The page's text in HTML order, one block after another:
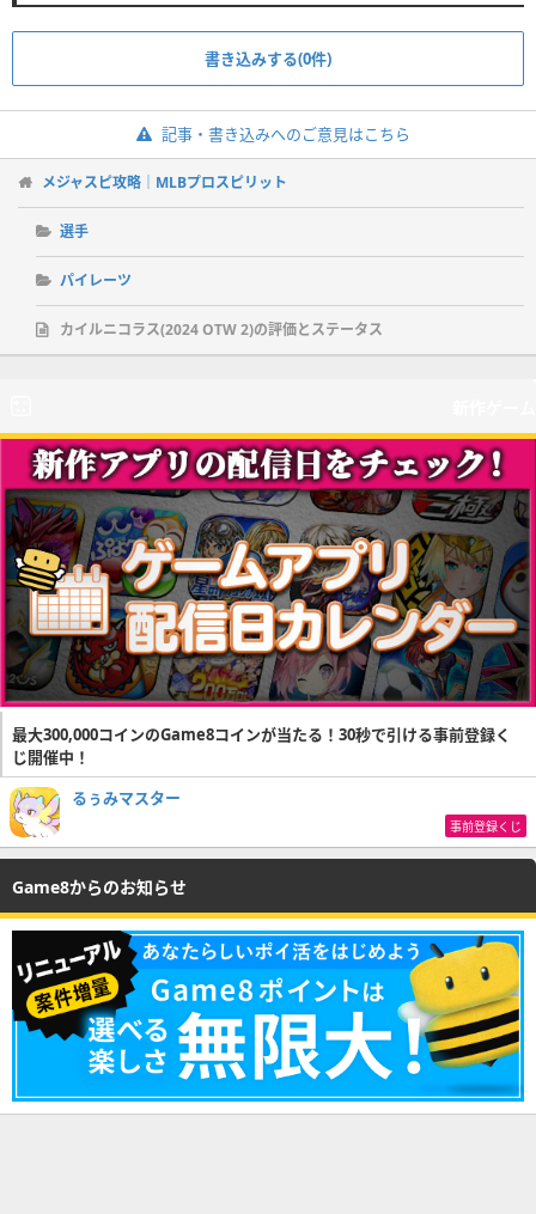
書き込みする(0件)
記事・書き込みへのご意見はこちら
メジャスピ攻略｜MLBプロスピリット
選手
パイレーツ
カイルニコラス(2024 OTW 2)の評価とステータス
最大300,000コインのGame8コインが当たる！30秒で引ける事前登録く
じ開催中！
るぅみマスター
事前登録くじ
Game8からのお知らせ